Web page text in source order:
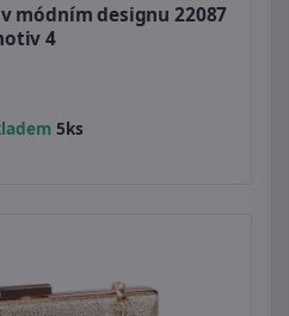
módním designu 22087
4
5ks